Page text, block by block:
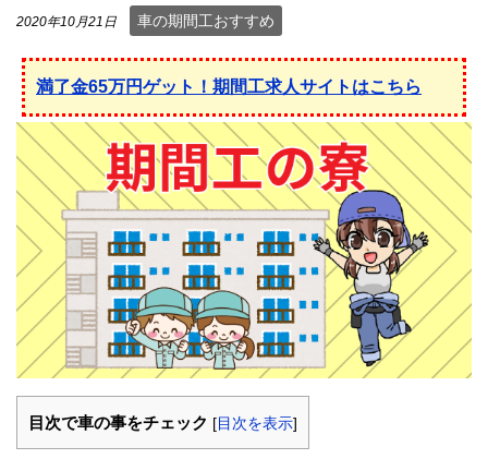
2020年10月21日 車の期間工おすすめ
満了金65万円ゲット！期間工求人サイトはこちら
目次で車の事をチェック [ 目次を表示]